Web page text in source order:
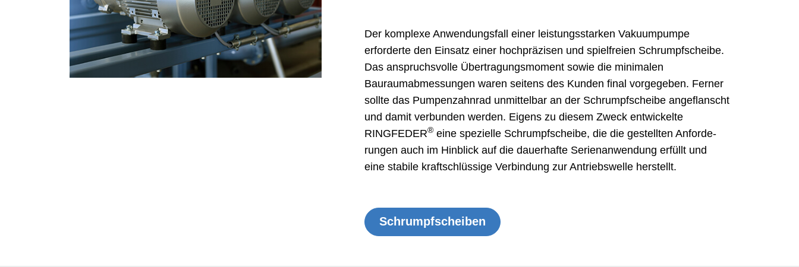
Der komplexe Anwendungsfall einer leistungsstarken Vakuumpumpe
erforderte den Einsatz einer hochpräzisen und spielfreien Schrumpfscheibe.
Das anspruchsvolle Übertragungsmoment sowie die minimalen
Bauraumabmessungen waren seitens des Kunden final vorgegeben. Ferner
sollte das Pumpenzahnrad unmittelbar an der Schrumpfscheibe angeflanscht
und damit verbunden werden. Eigens zu diesem Zweck entwickelte
RINGFEDER® eine spezielle Schrumpfscheibe, die die gestellten Anforde­
rungen auch im Hinblick auf die dauerhafte Serienanwendung erfüllt und
eine stabile kraftschlüssige Verbindung zur Antriebswelle herstellt.
Schrumpf­scheiben